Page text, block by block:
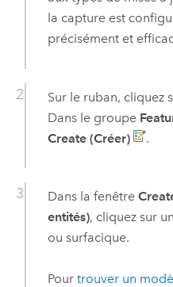
la capture est
précisément et
Sur le ruban, cliquez
Dans le groupe
Create (Créer)
.
Dans la fenêtre
entités), cliquez sur
ou surfacique.
Pour trouver un